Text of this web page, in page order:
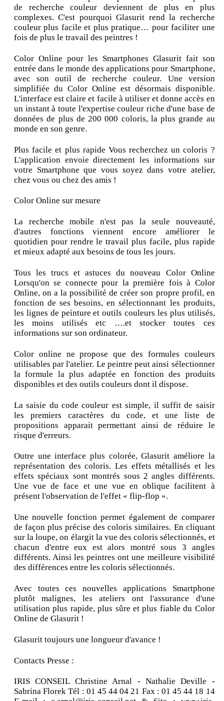
de recherche couleur deviennent de plus en plus
complexes. C'est pourquoi Glasurit rend la recherche
couleur plus facile et plus pratique… pour faciliter une
fois de plus le travail des peintres !
Color Online pour les Smartphones Glasurit fait son
entrée dans le monde des applications pour Smartphone,
avec son outil de recherche couleur. Une version
simplifiée du Color Online est désormais disponible.
L'interface est claire et facile à utiliser et donne accès en
un instant à toute l'expertise couleur riche d'une base de
données de plus de 200 000 coloris, la plus grande au
monde en son genre.
Plus facile et plus rapide Vous recherchez un coloris ?
L'application envoie directement les informations sur
votre Smartphone que vous soyez dans votre atelier,
chez vous ou chez des amis !
Color Online sur mesure
La recherche mobile n'est pas la seule nouveauté,
d'autres fonctions viennent encore améliorer le
quotidien pour rendre le travail plus facile, plus rapide
et mieux adapté aux besoins de tous les jours.
Tous les trucs et astuces du nouveau Color Online
Lorsqu'on se connecte pour la première fois à Color
Online, on a la possibilité de créer son propre profil, en
fonction de ses besoins, en sélectionnant les produits,
les lignes de peinture et outils couleurs les plus utilisés,
les moins utilisés etc ….et stocker toutes ces
informations sur son ordinateur.
Color online ne propose que des formules couleurs
utilisables par l'atelier. Le peintre peut ainsi sélectionner
la formule la plus adaptée en fonction des produits
disponibles et des outils couleurs dont il dispose.
La saisie du code couleur est simple, il suffit de saisir
les premiers caractères du code, et une liste de
propositions apparait permettant ainsi de réduire le
risque d'erreurs.
Outre une interface plus colorée, Glasurit améliore la
représentation des coloris. Les effets métallisés et les
effets spéciaux sont montrés sous 2 angles différents.
Une vue de face et une vue en oblique facilitent à
présent l'observation de l'effet « flip-flop ».
Une nouvelle fonction permet également de comparer
de façon plus précise des coloris similaires. En cliquant
sur la loupe, on élargit la vue des coloris sélectionnés, et
chacun d'entre eux est alors montré sous 3 angles
différents. Ainsi les peintres ont une meilleure visibilité
des différences entre les coloris sélectionnés.
Avec toutes ces nouvelles applications Smartphone
plutôt malignes, les ateliers ont l'assurance d'une
utilisation plus rapide, plus sûre et plus fiable du Color
Online de Glasurit !
Glasurit toujours une longueur d'avance !
Contacts Presse :
IRIS CONSEIL Christine Arnal - Nathalie Deville -
Sabrina Florek Tél : 01 45 44 04 21 Fax : 01 45 44 18 14